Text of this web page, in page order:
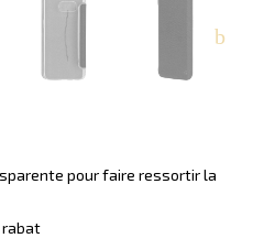
pour faire ressortir la
rabat